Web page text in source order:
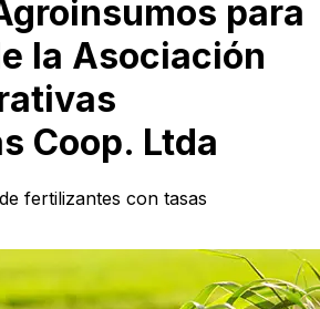
para
la Asociación
Coop. Ltda
fertilizantes con tasas